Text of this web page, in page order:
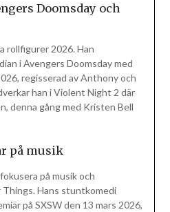
Doomsday och
rollfigurer 2026. Han
i Avengers Doomsday med
regisserad av Anthony och
han i Violent Night 2 där
denna gång med Kristen Bell
på musik
på musik och
Hans stuntkomedi
på SXSW den 13 mars 2026,